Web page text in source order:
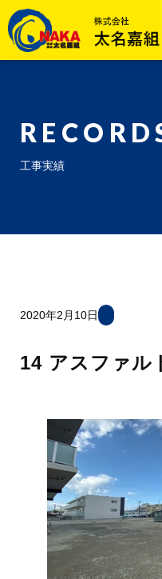
工事実績
2020年2月10日
14 アスファル